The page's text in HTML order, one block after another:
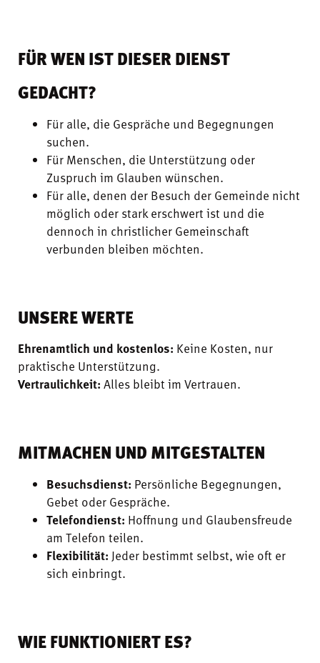
FÜR WEN IST DIESER DIENST
GEDACHT?
Für alle, die Gespräche und Begegnungen
suchen.
Für Menschen, die Unterstützung oder
Zuspruch im Glauben wünschen.
Für alle, denen der Besuch der Gemeinde nicht
möglich oder stark erschwert ist und die
dennoch in christlicher Gemeinschaft
verbunden bleiben möchten.
UNSERE WERTE
Ehrenamtlich und kostenlos: Keine Kosten, nur
praktische Unterstützung.
Vertraulichkeit: Alles bleibt im Vertrauen.
MITMACHEN UND MITGESTALTEN
Besuchsdienst: Persönliche Begegnungen,
Gebet oder Gespräche.
Telefondienst: Hoffnung und Glaubensfreude
am Telefon teilen.
Flexibilität: Jeder bestimmt selbst, wie oft er
sich einbringt.
WIE FUNKTIONIERT ES?